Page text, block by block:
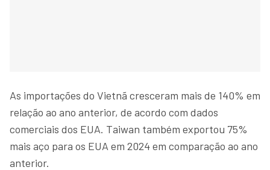
As importações do Vietnã cresceram mais de 140% em
relação ao ano anterior, de acordo com dados
comerciais dos EUA. Taiwan também exportou 75%
mais aço para os EUA em 2024 em comparação ao ano
anterior.